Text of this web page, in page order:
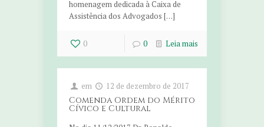
homenagem dedicada à Caixa de
Assistência dos Advogados […]
0 0 Leia mais
em 12 de dezembro de 2017
Comenda Ordem do Mérito
Cívico e Cultural